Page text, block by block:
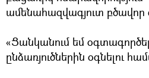
ամենահազվագյուտ բծավոր
«Ցանկանում եմ
ընձառյուծներին օգնելու